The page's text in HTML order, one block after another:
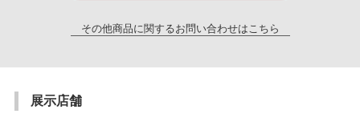
その他商品に関するお問い合わせはこちら
展示店舗